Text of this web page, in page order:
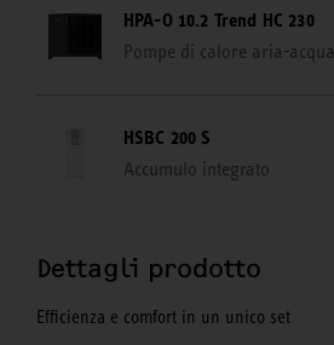
HPA-O 10.2 Trend HC 230
Pompe di calore aria-acqua
HSBC 200 S
Accumulo integrato
Dettagli prodotto
Efficienza e comfort in un unico set